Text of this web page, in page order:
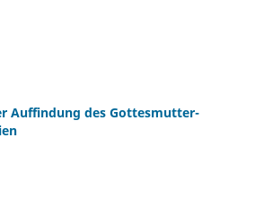
Auffindung des Gottesmutter-